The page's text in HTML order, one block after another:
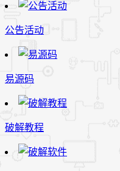
公告活动
易源码
破解教程